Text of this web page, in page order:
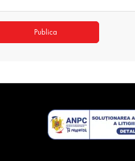
Publica